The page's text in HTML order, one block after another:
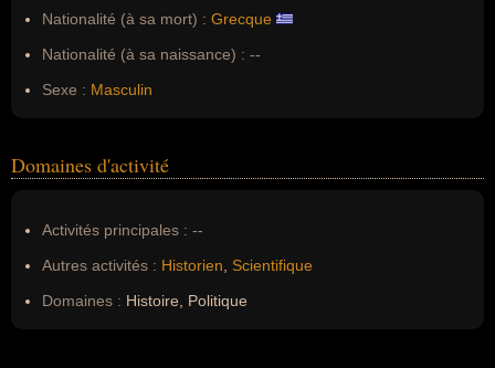
Nationalité (à sa mort) : Grecque
Nationalité (à sa naissance) : --
Sexe : Masculin
Domaines d'activité
Activités principales : --
Autres activités : Historien
Scientifique
Domaines : Histoire, Politique